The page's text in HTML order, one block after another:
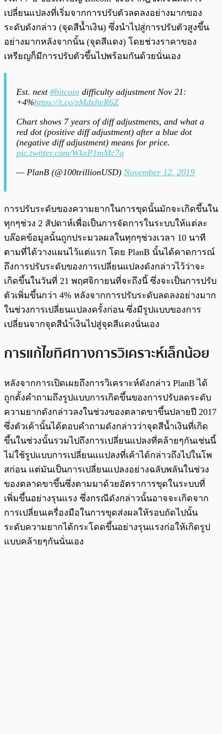
เปลี่ยนแปลงที่เริ่มจากการปรับตัวลดลงอย่างมากของ
ระดับดังกล่าว (จุดสีน้ำเงิน) ซึ่งนำไปสู่การปรับตัวสูงขึ้น
อย่างมากหลังจากนั้น (จุดสีแดง) โดยช่วงราคาของ
เหรียญก็มีการปรับตัวขึ้นไปพร้อมกันด้วยนั่นเอง
Est. next #bitcoin difficulty adjustment Nov 21:
+4%https://t.co/zMdxlteR6Z
Chart shows 7 years of diff adjustments, and what a
red dot (positive diff adjustment) after a blue dot
(negative diff adjustment) means for price.
pic.twitter.com/WkxP1mMc7q
— PlanB (@100trillionUSD) November 12, 2019
การปรับระดับของความยากในการขุดนั้นมักจะเกิดขึ้นใน
ทุกๆช่วง 2 สัปดาห์เพื่อเป็นการจัดการในระบบให้แต่ละ
บล๊อคข้อมูลนั้นถูกประมวลผลในทุกๆช่วงเวลา 10 นาที
ตามที่ได้วางแผนไว้แต่แรก โดย PlanB นั้นได้คาดการณ์
ถึงการปรับระดับของการเปลี่ยนแปลงดังกล่าวไว้ว่าจะ
เกิดขึ้นในวันที่ 21 พฤศจิกายนที่จะถึงนี้ ซึ่งจะเป็นการปรับ
ตัวเพิ่มขึ้นกว่า 4% หลังจากการปรับระดับลดลงอย่างมาก
ในช่วงการเปลี่ยนแปลงครั้งก่อน ซึ่งมีรูปแบบของการ
เปลี่ยนจากจุดสีนำ้เงินไปสู่จุดสีแดงนั่นเอง
การแก้ไขทิศทางการวิเคราะห์เล็กน้อย
หลังจากการเปิดเผยถึงการวิเคราะห์ดังกล่าว PlanB ได้
ถูกตั้งคำถามถึงรูปแบบการเกิดขึ้นของการปรับลดระดับ
ความยากดังกล่าวลงในช่วงของตลาดขาขึ้นปลายปี 2017
ซึ่งตัวเค้านั้นได้ตอบคำถามดังกล่าวว่าจุดสีน้ำเงินที่เกิด
ขึ้นในช่วงนั้นรวมไปถึงการเปลี่ยนแปลงที่คล้ายๆกันเช่นนี้
ไม่ใช้รูปแบบการเปลี่ยนแแปลงที่เค้าได้กล่าวถึงไปในโพ
สก่อน แต่มันเป็นการเปลี่ยนแปลงอย่างฉลับพลันในช่วง
ของตลาดขาขึ้นซึ่งตามมาด้วยอัตราการขุดในระบบที่
เพิ่มขึ้นอย่างรุนแรง ซึ่งกรณีดังกล่าวนั้นอาจจะเกิดจาก
การเปลี่ยนเครื่องมือในการขุดส่งผลให้รอบถัดไปนั้น
ระดับความยากได้กระโดดขึ้นอย่างรุนแรงก่อให้เกิดรูป
แบบคล้ายๆกันนั่นเอง